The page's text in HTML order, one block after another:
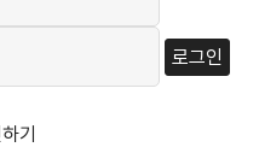
로그인
기